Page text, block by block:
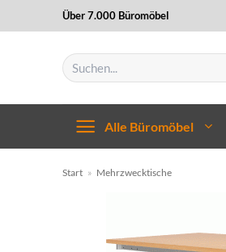
Inhalt
Über 7.000 Büromöbel
Suchen
nach:
Alle Büromöbel
Start » Mehrzwecktische